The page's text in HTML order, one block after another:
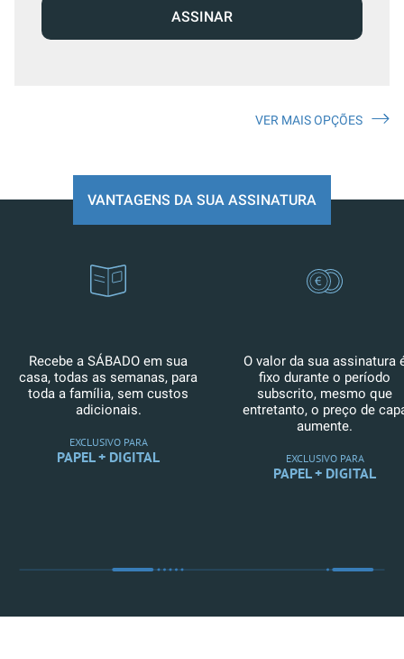
ASSINAR
VER MAIS OPÇÕES
VANTAGENS DA SUA ASSINATURA
Recebe a SÁBADO em sua
casa, todas as semanas, para
toda a família, sem custos
adicionais.
EXCLUSIVO PARA
PAPEL + DIGITAL
O valor da sua assinatura
fixo durante o período
subscrito, mesmo que
entretanto, o preço de
aumente.
EXCLUSIVO PARA
PAPEL + DIGITAL